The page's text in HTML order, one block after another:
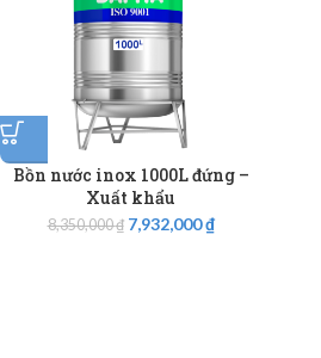
Bồn nước inox 1000L đứng –
Xuất khẩu
8,350,000₫ 7,932,000₫